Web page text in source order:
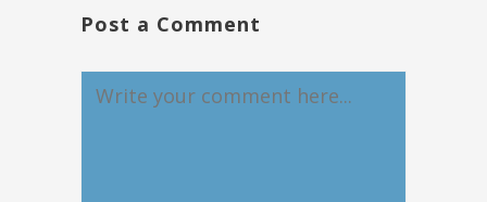
Post a Comment